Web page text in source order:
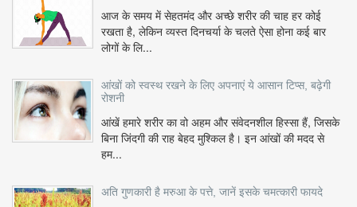
आज के समय में सेहतमंद और अच्छे शरीर की चाह हर कोई
रखता है, लेकिन व्यस्त दिनचर्या के चलते ऐसा होना कई बार
लोगों के लि...
आंखों को स्वस्थ रखने के लिए अपनाएं ये आसान टिप्स, बढ़ेगी
रोशनी
आंखें हमारे शरीर का वो अहम और संवेदनशील हिस्सा हैं, जिसके
बिना जिंदगी की राह बेहद मुश्किल है। इन आंखों की मदद से
हम...
अति गुणकारी है मरुआ के पत्ते, जानें इसके चमत्कारी फायदे